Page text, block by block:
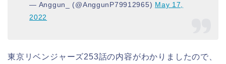
— Anggun_ (@AnggunP79912965) May 17,
2022
東京リベンジャーズ253話の内容がわかりましたので、